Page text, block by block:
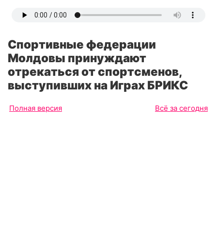
Спортивные федерации
Молдовы принуждают
отрекаться от спортсменов,
выступивших на Играх БРИКС
Полная версия Всё за сегодня